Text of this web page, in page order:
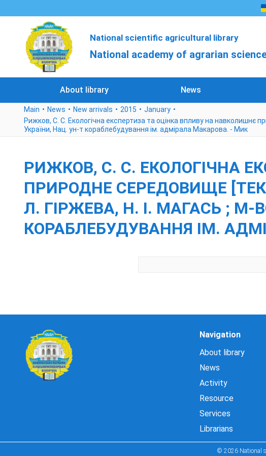
National scientific agricultural library
National academy of agrarian
About library News
Main News New arrivals 2015
January
Рижков, С. С. Екологічна експертиза та оцінка впливу на навколишнє
України, Нац. ун-т кораблебудування ім. адмірала Макарова. - Мик
РИЖКОВ, С. С. ЕКОЛОГІЧНА
ПРИРОДНЕ СЕРЕДОВИЩЕ
Л. ГІРЖЕВА, Н. І. МАГАСЬ ; М-
КОРАБЛЕБУДУВАННЯ ІМ.
Navigation
About library
News
Activity
Resource
Services
Librarians
© 2026 National